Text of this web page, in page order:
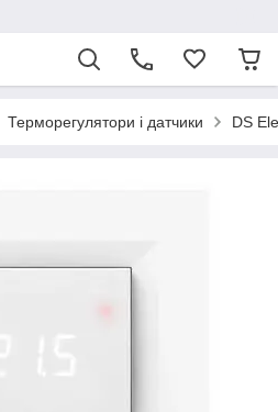
Терморегулятори і датчики DS